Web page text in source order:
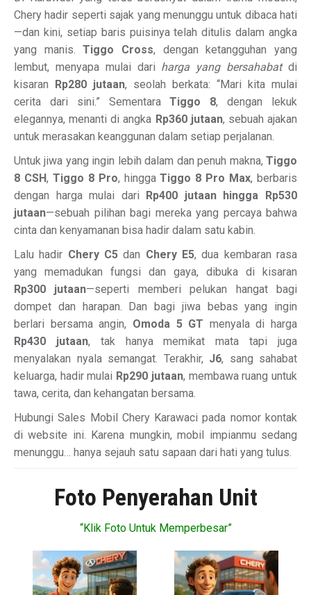
Chery hadir seperti sajak yang menunggu untuk dibaca hati
—dan kini, setiap baris puisinya telah ditulis dalam angka
yang manis.Tiggo Cross, dengan ketangguhan yang
lembut, menyapa mulai dari harga yang bersahabatdi
kisaran Rp280 jutaan, seolah berkata: “Mari kita mulai
cerita dari sini.” SementaraTiggo 8, dengan lekuk
elegannya, menanti di angka Rp360 jutaan, sebuah ajakan
untuk merasakan keanggunan dalam setiap perjalanan.
Untuk jiwa yang ingin lebih dalam dan penuh makna, Tiggo
8 CSH, Tiggo 8 Pro, hinggaTiggo 8 Pro Max, berbaris
dengan harga mulai dari Rp400 jutaan hingga Rp530
jutaan—sebuah pilihan bagi mereka yang percaya bahwa
cinta dan kenyamanan bisa hadir dalam satu kabin.
Lalu hadir Chery C5 dan Chery E5, dua kembaran rasa
yang memadukan fungsi dan gaya, dibuka di kisaran
Rp300 jutaan—seperti memberi pelukan hangat bagi
dompet dan harapan. Dan bagi jiwa bebas yang ingin
berlari bersama angin, Omoda 5 GT menyala di harga
Rp430 jutaan, tak hanya memikat mata tapi juga
menyalakan nyala semangat. Terakhir, J6, sang sahabat
keluarga, hadir mulai Rp290 jutaan, membawa ruang untuk
tawa, cerita, dan kehangatan bersama.
Hubungi Sales Mobil Chery Karawaci pada nomor kontak
di website ini. Karena mungkin, mobil impianmu sedang
menunggu… hanya sejauh satu sapaan dari hati yang tulus.
Foto Penyerahan Unit
“Klik Foto Untuk Memperbesar”